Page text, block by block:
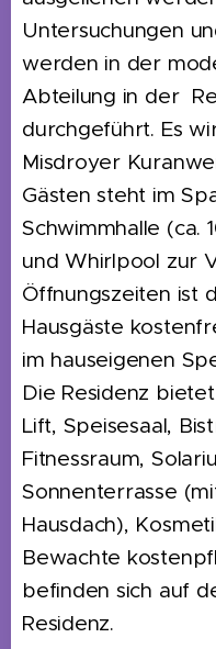
Untersuchungen
werden in der
Abteilung in der
durchgeführt. Es
Misdroyer
Gästen steht im
Schwimmhalle (ca.
und Whirlpool zur
Öffnungszeiten ist
Hausgäste
im hauseigenen
Die Residenz
Lift, Speisesaal,
Fitnessraum,
Sonnenterrasse
Hausdach),
Bewachte
befinden sich auf
Residenz.